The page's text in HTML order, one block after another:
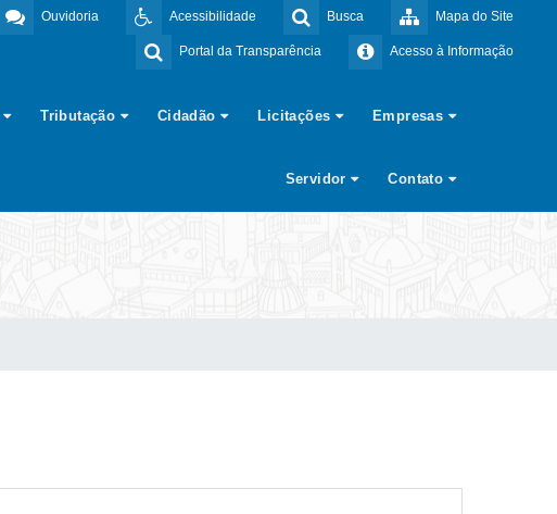
Mapa do Site
Busca
Acessibilidade
Ouvidoria
Acesso à Informação
Portal da Transparência
Tributação Cidadão Licitações Empresas
Servidor Contato